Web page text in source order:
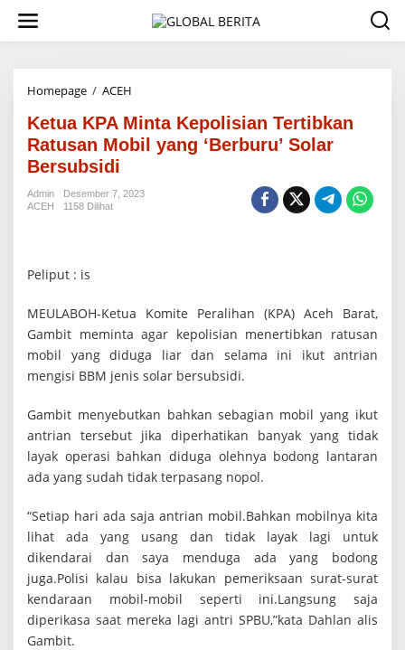
w
Homepage / ACEH
t
u
a
P
e
p
o
i
i
n
T
e
t
a
n
a
Ketua KPA Minta Kepolisian Tertibkan
Ratusan Mobil yang ‘Berburu’ Solar
Bersubsidi
Admin
Desember 7, 2023
ACEH
1158 Dilihat
Peliput : is
MEULABOH-Ketua Komite Peralihan (KPA) Aceh Barat,
Gambit meminta agar kepolisian menertibkan ratusan
mobil yang diduga liar dan selama ini ikut antrian
mengisi BBM jenis solar bersubsidi.
Gambit menyebutkan bahkan sebagian mobil yang ikut
antrian tersebut jika diperhatikan banyak yang tidak
layak operasi bahkan diduga olehnya bodong lantaran
ada yang sudah tidak terpasang nopol.
“Setiap hari ada saja antrian mobil.Bahkan mobilnya kita
lihat ada yang usang dan tidak layak lagi untuk
dikendarai dan saya menduga ada yang bodong
juga.Polisi kalau bisa lakukan pemeriksaan surat-surat
kendaraan mobil-mobil seperti ini.Langsung saja
diperikasa saat mereka lagi antri SPBU,”kata Dahlan alis
Gambit.